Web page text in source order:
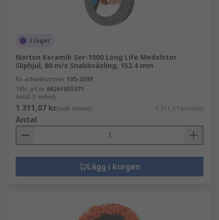
I lager
Norton Keramik Ser-1000 Long Life Medelstor
Sliphjul, 80 m/s Snabbväxling, 152.4 mm
RS-artikelnummer 195-3599
Tillv. art.nr 66261055371
Antal (1 enhet)
1 311,07 kr(exkl. moms) 1 311,07 kr/enhet
Antal
Lägg i korgen